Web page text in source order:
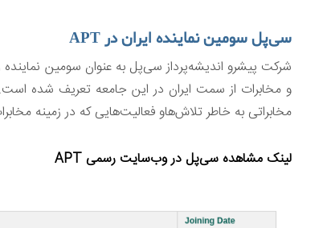
سی‌پل سومین نماینده ایران در APT
و مخابرات از سمت ایران در این جامعه تعریف شده
مخابراتی به خاطر تلاش‌هاو فعالیت‌هایی که در زمینه
لینک مشاهده سی‌پل در وب‌سایت رسمی APT